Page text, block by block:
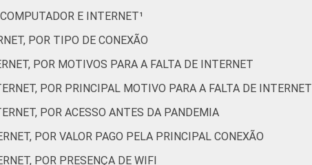
14 5 3
5 2 4 5 10 33
1 1 2 3 20
3 3 7 8 8 19
E INTERNET¹
POR TIPO DE CONEXÃO
POR MOTIVOS PARA A FALTA DE INTERNET
POR PRINCIPAL MOTIVO PARA A FALTA DE INTERNET
POR ACESSO ANTES DA PANDEMIA
POR VALOR PAGO PELA PRINCIPAL CONEXÃO
POR PRESENÇA DE WIFI